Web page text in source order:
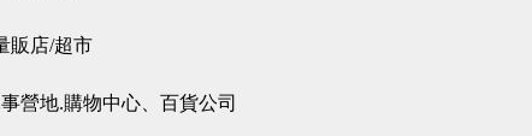
販店/超市
營地.購物中心、百貨公司